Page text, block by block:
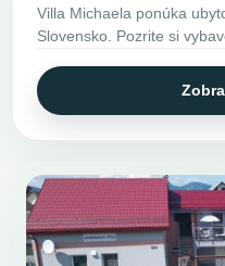
Villa Michaela ponúka
Slovensko. Pozrite si